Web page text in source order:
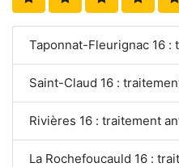
Taponnat-Fleurignac 16 :
Saint-Claud 16 :
Rivières 16 : traitement
La Rochefoucauld 16 :